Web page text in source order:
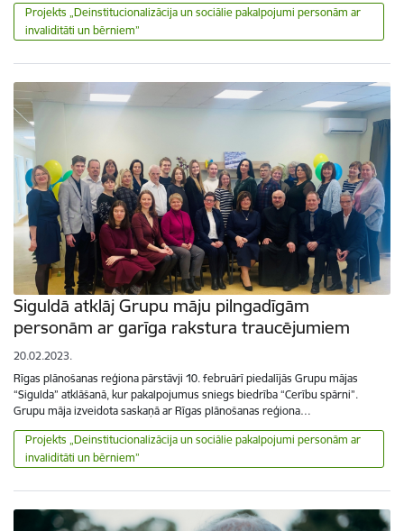
Projekts „Deinstitucionalizācija un sociālie pakalpojumi personām ar
invaliditāti un bērniem”
Siguldā atklāj Grupu māju pilngadīgām
personām ar garīga rakstura traucējumiem
20.02.2023.
Rīgas plānošanas reģiona pārstāvji 10. februārī piedalījās Grupu mājas
“Sigulda” atklāšanā, kur pakalpojumus sniegs biedrība “Cerību spārni”.
Grupu māja izveidota saskaņā ar Rīgas plānošanas reģiona…
Projekts „Deinstitucionalizācija un sociālie pakalpojumi personām ar
invaliditāti un bērniem”